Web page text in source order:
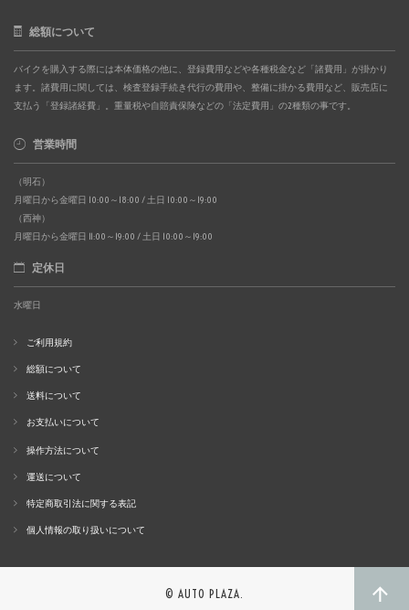
総額について
バイクを購入する際には本体価格の他に、登録費用などや各種税金など「諸費用」が掛かり
ます。諸費用に関しては、検査登録手続き代行の費用や、整備に掛かる費用など、販売店に
支払う「登録諸経費」。重量税や自賠責保険などの「法定費用」の2種類の事です。
営業時間
（明石）
月曜日から金曜日 10:00～18:00 / 土日 10:00～19:00
（西神）
月曜日から金曜日 11:00～19:00 / 土日 10:00～19:00
定休日
水曜日
ご利用規約
総額について
送料について
お支払いについて
操作方法について
運送について
特定商取引法に関する表記
個人情報の取り扱いについて
© AUTO PLAZA.